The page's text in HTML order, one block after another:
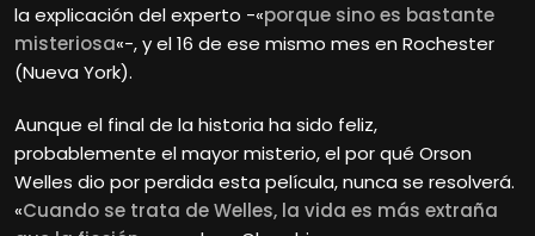
la explicación del experto -«porque sino es bastante
misteriosa«-, y el 16 de ese mismo mes en Rochester
(Nueva York).
Aunque el final de la historia ha sido feliz,
probablemente el mayor misterio, el por qué Orson
Welles dio por perdida esta película, nunca se resolverá.
«Cuando se trata de Welles, la vida es más extraña